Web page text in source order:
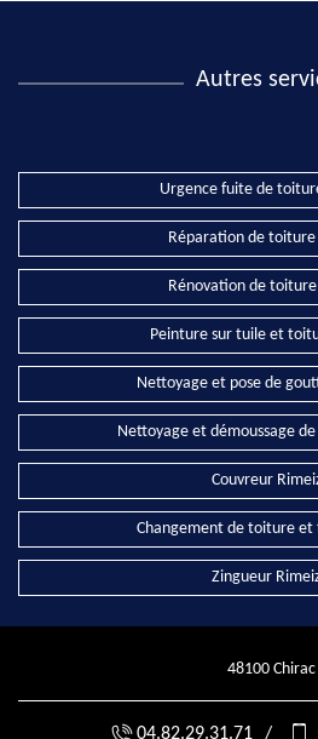
Autres
Urgence fuite de
Réparation de toiture
Rénovation de
Peinture sur tuile et
Nettoyage et pose de
Nettoyage et démoussage
Couvreur
Changement de toiture et
Zingueur
48100 Chirac
04.82.29.31.71 /